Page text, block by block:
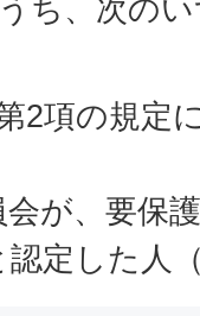
ち、次の
2項の規定
会が、要保
定した人